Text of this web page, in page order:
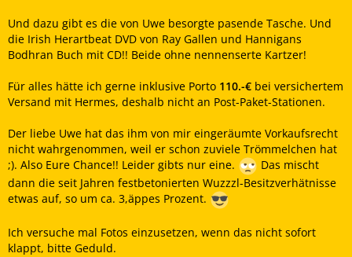
Und dazu gibt es die von Uwe besorgte pasende Tasche. Und
die Irish Herartbeat DVD von Ray Gallen und Hannigans
Bodhran Buch mit CD!! Beide ohne nennenserte Kartzer!
Für alles hätte ich gerne inklusive Porto 110.-€ bei versichertem
Versand mit Hermes, deshalb nicht an Post-Paket-Stationen.
Der liebe Uwe hat das ihm von mir eingeräumte Vorkaufsrecht
nicht wahrgenommen, weil er schon zuviele Trömmelchen hat
;). Also Eure Chance!! Leider gibts nur eine.
Das mischt
dann die seit Jahren festbetonierten Wuzzzl-Besitzverhätnisse
etwas auf, so um ca. 3,äppes Prozent.
Ich versuche mal Fotos einzusetzen, wenn das nicht sofort
klappt, bitte Geduld.